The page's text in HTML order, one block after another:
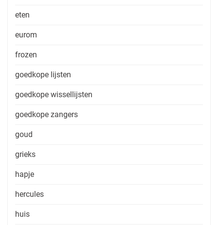
eten
eurom
frozen
goedkope lijsten
goedkope wissellijsten
goedkope zangers
goud
grieks
hapje
hercules
huis